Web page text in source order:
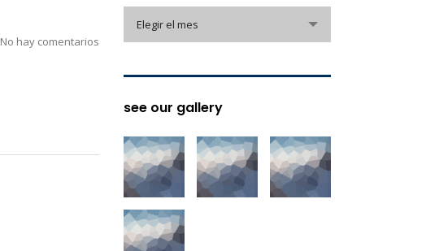
No hay comentarios
Elegir el mes
see our gallery